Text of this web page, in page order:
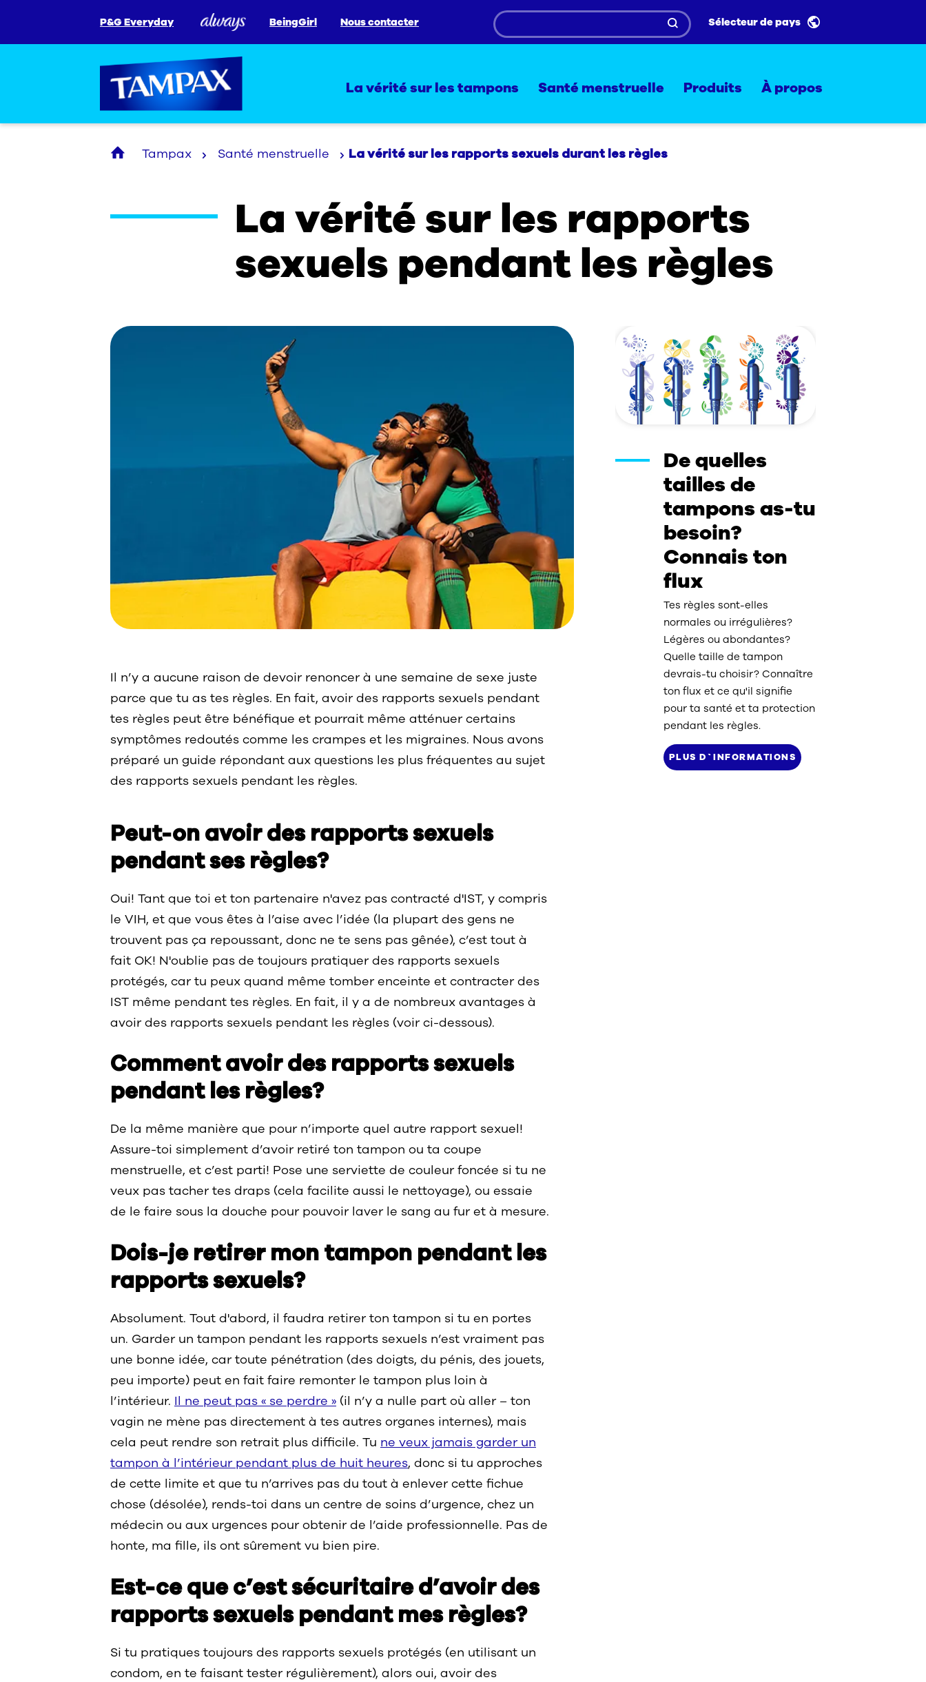
P&G Everyday BeingGirl Nous contacter Sélecteur de pays
La vérité sur les tampons Santé menstruelle Produits À propos
Tampax Santé menstruelle La vérité sur les rapports sexuels durant les règles
La vérité sur les rapports
sexuels pendant les règles
Il n’y a aucune raison de devoir renoncer à une semaine de sexe juste
parce que tu as tes règles. En fait, avoir des rapports sexuels pendant
tes règles peut être bénéfique et pourrait même atténuer certains
symptômes redoutés comme les crampes et les migraines. Nous avons
préparé un guide répondant aux questions les plus fréquentes au sujet
des rapports sexuels pendant les règles.
Peut-on avoir des rapports sexuels
pendant ses règles?
Oui! Tant que toi et ton partenaire n'avez pas contracté d'IST, y compris
le VIH, et que vous êtes à l’aise avec l’idée (la plupart des gens ne
trouvent pas ça repoussant, donc ne te sens pas gênée), c’est tout à
fait OK! N'oublie pas de toujours pratiquer des rapports sexuels
protégés, car tu peux quand même tomber enceinte et contracter des
IST même pendant tes règles. En fait, il y a de nombreux avantages à
avoir des rapports sexuels pendant les règles (voir ci-dessous).
Comment avoir des rapports sexuels
pendant les règles?
De la même manière que pour n’importe quel autre rapport sexuel!
Assure-toi simplement d’avoir retiré ton tampon ou ta coupe
menstruelle, et c’est parti! Pose une serviette de couleur foncée si tu ne
veux pas tacher tes draps (cela facilite aussi le nettoyage), ou essaie
de le faire sous la douche pour pouvoir laver le sang au fur et à mesure.
Dois-je retirer mon tampon pendant les
rapports sexuels?
Absolument. Tout d'abord, il faudra retirer ton tampon si tu en portes
un. Garder un tampon pendant les rapports sexuels n’est vraiment pas
une bonne idée, car toute pénétration (des doigts, du pénis, des jouets,
peu importe) peut en fait faire remonter le tampon plus loin à
l’intérieur. Il ne peut pas « se perdre » (il n’y a nulle part où aller – ton
vagin ne mène pas directement à tes autres organes internes), mais
cela peut rendre son retrait plus difficile. Tu ne veux jamais garder un
tampon à l’intérieur pendant plus de huit heures, donc si tu approches
de cette limite et que tu n’arrives pas du tout à enlever cette fichue
chose (désolée), rends-toi dans un centre de soins d’urgence, chez un
médecin ou aux urgences pour obtenir de l’aide professionnelle. Pas de
honte, ma fille, ils ont sûrement vu bien pire.
Est-ce que c’est sécuritaire d’avoir des
rapports sexuels pendant mes règles?
Si tu pratiques toujours des rapports sexuels protégés (en utilisant un
condom, en te faisant tester régulièrement), alors oui, avoir des
De quelles
tailles de
tampons as-tu
besoin?
Connais ton
flux
Tes règles sont-elles
normales ou irrégulières?
Légères ou abondantes?
Quelle taille de tampon
devrais-tu choisir? Connaître
ton flux et ce qu'il signifie
pour ta santé et ta protection
pendant les règles.
PLUS D`INFORMATIONS